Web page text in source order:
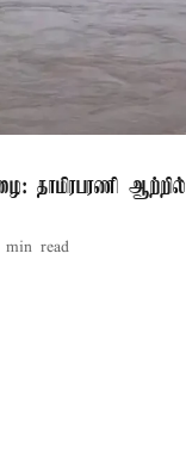
தாமிரபரணி ஆற்றில்
min read